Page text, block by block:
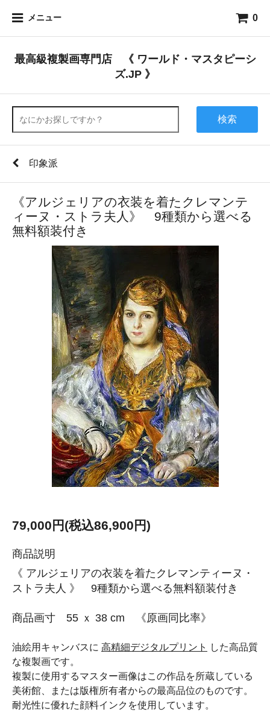
メニュー 0
最高級複製画専門店 《 ワールド・マスタピーシ
ズ.JP 》
検索
印象派
《アルジェリアの衣装を着たクレマンテ
ィーヌ・ストラ夫人》 9種類から選べる
無料額装付き
79,000円(税込86,900円)
商品説明
《 アルジェリアの衣装を着たクレマンティーヌ・
ストラ夫人 》 9種類から選べる無料額装付き
商品画寸 55 ｘ 38 cm 《原画同比率》
油絵用キャンバスに 高精細デジタルプリント
した高品質
な複製画です。
複製に使用するマスター画像はこの作品を所蔵している
美術館、または版権所有者からの最高品位のものです。
耐光性に優れた顔料インクを使用しています。